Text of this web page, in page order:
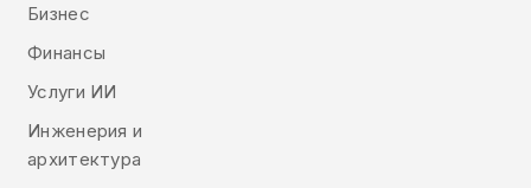
Бизнес
Финансы
Услуги ИИ
Инженерия и
архитектура